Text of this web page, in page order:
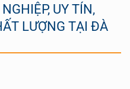
UY TÍN,
LƯỢNG TẠI ĐÀ